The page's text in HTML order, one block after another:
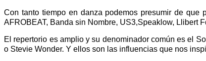
Con tanto tiempo en danza podemos presumir de que
AFROBEAT, Banda sin Nombre, US3,Speaklow, Llibert
El repertorio es amplio y su denominador común es el
o Stevie Wonder. Y ellos son las influencias que nos